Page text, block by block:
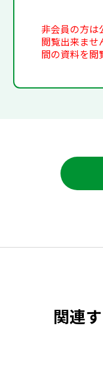
非会員の方は
閲覧出来ませ
間の資料を閲
関連